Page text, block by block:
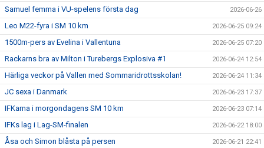
Samuel femma i VU-spelens första dag 2026-06-26
Leo M22-fyra i SM 10 km 2026-06-25 09:24
1500m-pers av Evelina i Vallentuna 2026-06-25 07:20
Rackarns bra av Milton i Turebergs Explosiva #1 2026-06-24 12:54
Härliga veckor på Vallen med Sommaridrottsskolan! 2026-06-24 11:34
JC sexa i Danmark 2026-06-23 17:37
IFKarna i morgondagens SM 10 km 2026-06-23 07:14
IFKs lag i Lag-SM-finalen 2026-06-22 18:00
Åsa och Simon blåsta på persen 2026-06-21 22:41